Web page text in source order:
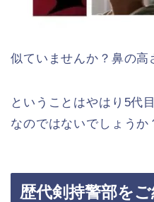
似ていませんか？鼻の高
ということはやはり5代
なのではないでしょうか
歴代剣持警部をご